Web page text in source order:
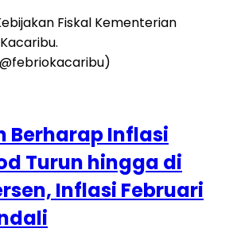
Berharap Inflasi
Turun hingga di
Inflasi Februari